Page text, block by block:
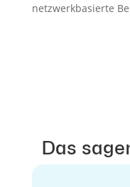
netzwerkbasierte
Das